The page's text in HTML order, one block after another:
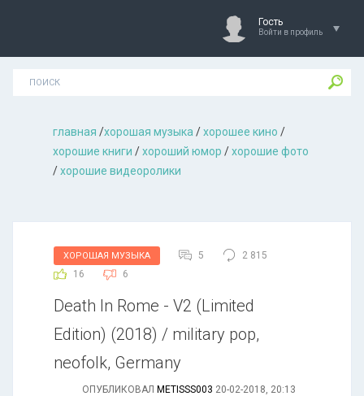
Гость
Войти в профиль
главная /хорошая музыкa /хорошее кино /
хорошие книги /хороший юмор /хорошие фото
/хорошие видеоролики
ХОРОШАЯ МУЗЫКА 5
2 815
16
6
Death In Rome - V2 (Limited
Edition) (2018) / military pop,
neofolk, Germany
ОПУБЛИКОВАЛ METISSS003 20-02-2018, 20:13